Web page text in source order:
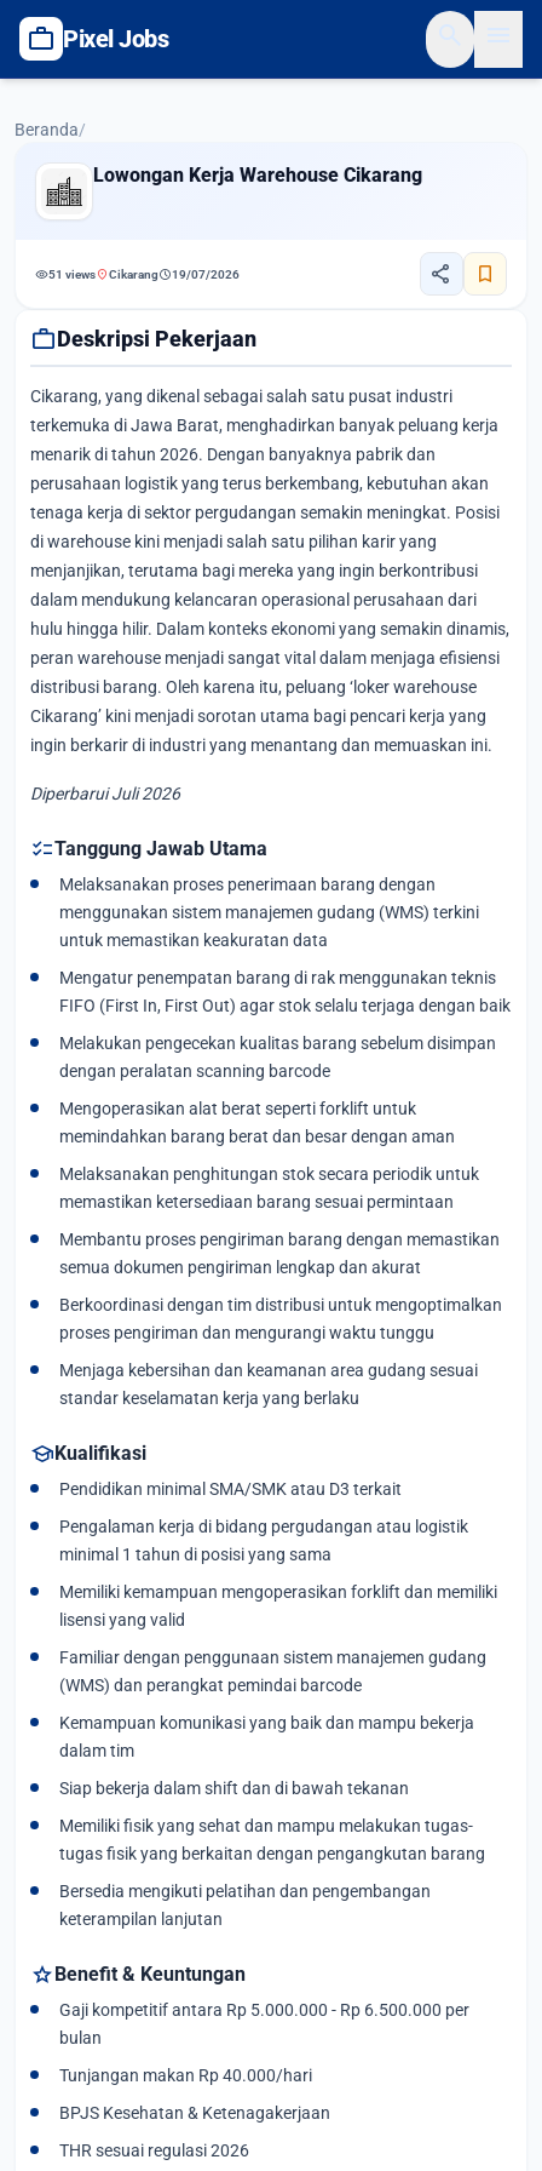
work Pixel Jobs
Beranda/
Lowongan Kerja Warehouse Cikarang
visibility51 viewslocation_onCikarangschedule19/07/2026 share bookmark
workDeskripsi Pekerjaan
Cikarang, yang dikenal sebagai salah satu pusat industri
terkemuka di Jawa Barat, menghadirkan banyak peluang kerja
menarik di tahun 2026. Dengan banyaknya pabrik dan
perusahaan logistik yang terus berkembang, kebutuhan akan
tenaga kerja di sektor pergudangan semakin meningkat. Posisi
di warehouse kini menjadi salah satu pilihan karir yang
menjanjikan, terutama bagi mereka yang ingin berkontribusi
dalam mendukung kelancaran operasional perusahaan dari
hulu hingga hilir. Dalam konteks ekonomi yang semakin dinamis,
peran warehouse menjadi sangat vital dalam menjaga efisiensi
distribusi barang. Oleh karena itu, peluang ‘loker warehouse
Cikarang’ kini menjadi sorotan utama bagi pencari kerja yang
ingin berkarir di industri yang menantang dan memuaskan ini.
Diperbarui Juli 2026
checklistTanggung Jawab Utama
Melaksanakan proses penerimaan barang dengan
menggunakan sistem manajemen gudang (WMS) terkini
untuk memastikan keakuratan data
Mengatur penempatan barang di rak menggunakan teknis
FIFO (First In, First Out) agar stok selalu terjaga dengan baik
Melakukan pengecekan kualitas barang sebelum disimpan
dengan peralatan scanning barcode
Mengoperasikan alat berat seperti forklift untuk
memindahkan barang berat dan besar dengan aman
Melaksanakan penghitungan stok secara periodik untuk
memastikan ketersediaan barang sesuai permintaan
Membantu proses pengiriman barang dengan memastikan
semua dokumen pengiriman lengkap dan akurat
Berkoordinasi dengan tim distribusi untuk mengoptimalkan
proses pengiriman dan mengurangi waktu tunggu
Menjaga kebersihan dan keamanan area gudang sesuai
standar keselamatan kerja yang berlaku
schoolKualifikasi
Pendidikan minimal SMA/SMK atau D3 terkait
Pengalaman kerja di bidang pergudangan atau logistik
minimal 1 tahun di posisi yang sama
Memiliki kemampuan mengoperasikan forklift dan memiliki
lisensi yang valid
Familiar dengan penggunaan sistem manajemen gudang
(WMS) dan perangkat pemindai barcode
Kemampuan komunikasi yang baik dan mampu bekerja
dalam tim
Siap bekerja dalam shift dan di bawah tekanan
Memiliki fisik yang sehat dan mampu melakukan tugas-
tugas fisik yang berkaitan dengan pengangkutan barang
Bersedia mengikuti pelatihan dan pengembangan
keterampilan lanjutan
starBenefit & Keuntungan
Gaji kompetitif antara Rp 5.000.000 - Rp 6.500.000 per
bulan
Tunjangan makan Rp 40.000/hari
BPJS Kesehatan & Ketenagakerjaan
THR sesuai regulasi 2026